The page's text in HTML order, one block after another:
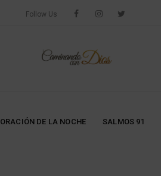
Follow Us
ORACIÓN DE LA NOCHE SALMOS 91